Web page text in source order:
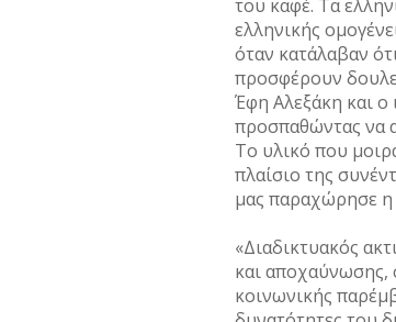
του καφέ. Τα
ελληνικής
όταν κατάλαβαν
προσφέρουν
Έφη Αλεξάκη και ο
προσπαθώντας να
Το υλικό που
πλαίσιο της
μας παραχώρησε η
«Διαδικτυακός
και αποχαύνωσης,
κοινωνικής